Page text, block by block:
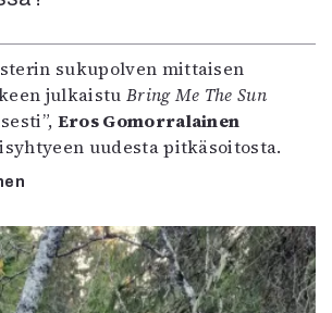
sukupolven mittaisen
julkaistu Bring Me The Sun
Eros Gomorralainen
uudesta pitkäsoitosta.